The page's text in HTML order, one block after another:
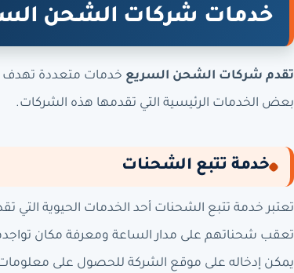
خدمات شركات الشحن
تقدم شركات الشحن السريع خدمات متعددة تهدف
بعض الخدمات الرئيسية التي تقدمها هذه الشركات.
خدمة تتبع الشحنات
تعتبر خدمة تتبع الشحنات أحد الخدمات الحيوية
تعقب شحناتهم على مدار الساعة ومعرفة مكان
يمكن إدخاله على موقع الشركة للحصول على